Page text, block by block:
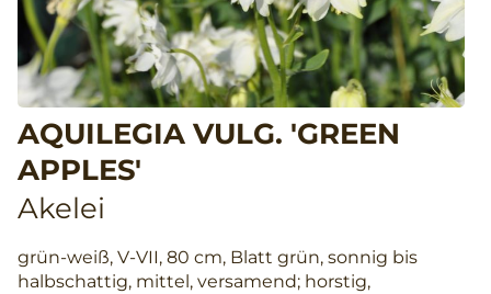
AQUILEGIA VULG. 'GREEN
APPLES'
Akelei
grün-weiß, V-VII, 80 cm, Blatt grün, sonnig bis
halbschattig, mittel, versamend; horstig,